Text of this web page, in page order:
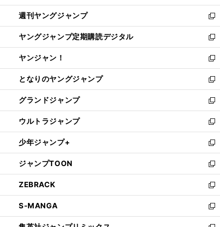
開
く
ウ
で
開
く
ン
ド
ウ
で
開
く
ウ
ィ
ン
ド
ウ
で
開
く
週刊ヤングジャンプ
新
し
い
ウ
ィ
ン
ド
ウ
で
開
く
ヤングジャンプ定期購読デジタル
新
し
い
ウ
ィ
ン
ド
ウ
で
開
く
ヤンジャン！
新
し
い
ウ
ィ
ン
ド
ウ
で
開
く
となりのヤングジャンプ
新
し
い
ウ
ィ
ン
ド
ウ
で
開
く
グランドジャンプ
新
し
い
ウ
ィ
ン
ド
ウ
で
開
く
ウルトラジャンプ
新
し
い
ウ
ィ
ン
ド
ウ
で
開
少年ジャンプ+
新
し
い
ウ
ィ
ン
ド
ウ
ジャンプTOON
新
し
い
ウ
ィ
ン
ZEBRACK
新
し
い
ウ
S-MANGA
新
し